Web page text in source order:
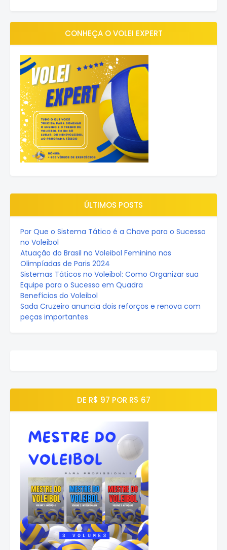
CONHEÇA O VOLEI EXPERT
ÚLTIMOS POSTS
Por Que o Sistema Tático é a Chave para o Sucesso
no Voleibol
Atuação do Brasil no Voleibol Feminino nas
Olimpíadas de Paris 2024
Sistemas Táticos no Voleibol: Como Organizar sua
Equipe para o Sucesso em Quadra
Benefícios do Voleibol
Sada Cruzeiro anuncia dois reforços e renova com
peças importantes
DE R$ 97 POR R$ 67